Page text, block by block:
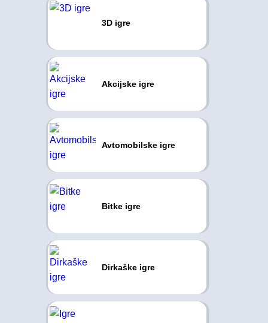
3D igre
Akcijske igre
Avtomobilske igre
Bitke igre
Dirkaške igre